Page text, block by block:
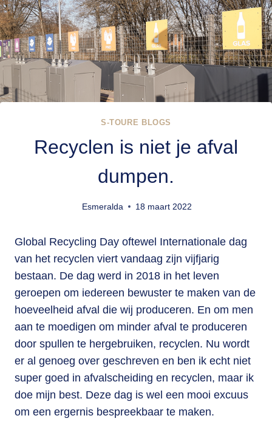
S-TOURE BLOGS
Recyclen is niet je afval
dumpen.
Esmeralda 18 maart 2022
Global Recycling Day oftewel Internationale dag
van het recyclen viert vandaag zijn vijfjarig
bestaan. De dag werd in 2018 in het leven
geroepen om iedereen bewuster te maken van de
hoeveelheid afval die wij produceren. En om men
aan te moedigen om minder afval te produceren
door spullen te hergebruiken, recyclen. Nu wordt
er al genoeg over geschreven en ben ik echt niet
super goed in afvalscheiding en recyclen, maar ik
doe mijn best. Deze dag is wel een mooi excuus
om een ergernis bespreekbaar te maken.